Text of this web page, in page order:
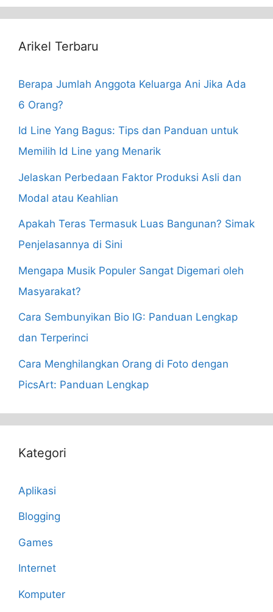
Arikel Terbaru
Berapa Jumlah Anggota Keluarga Ani Jika Ada
6 Orang?
Id Line Yang Bagus: Tips dan Panduan untuk
Memilih Id Line yang Menarik
Jelaskan Perbedaan Faktor Produksi Asli dan
Modal atau Keahlian
Apakah Teras Termasuk Luas Bangunan? Simak
Penjelasannya di Sini
Mengapa Musik Populer Sangat Digemari oleh
Masyarakat?
Cara Sembunyikan Bio IG: Panduan Lengkap
dan Terperinci
Cara Menghilangkan Orang di Foto dengan
PicsArt: Panduan Lengkap
Kategori
Aplikasi
Blogging
Games
Internet
Komputer